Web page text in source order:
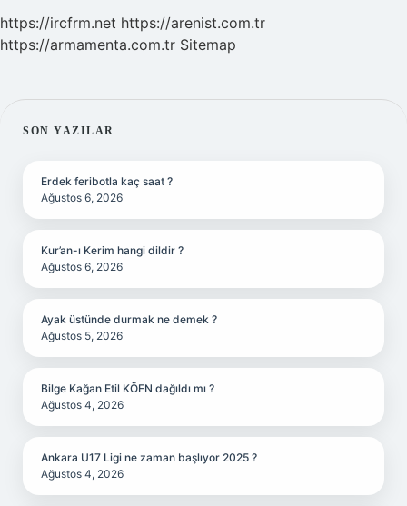
https://ircfrm.net https://arenist.com.tr
https://armamenta.com.tr Sitemap
SIDEBAR
SON YAZILAR
Erdek feribotla kaç saat ?
Ağustos 6, 2026
Kur’an-ı Kerim hangi dildir ?
Ağustos 6, 2026
Ayak üstünde durmak ne demek ?
Ağustos 5, 2026
Bilge Kağan Etil KÖFN dağıldı mı ?
Ağustos 4, 2026
Ankara U17 Ligi ne zaman başlıyor 2025 ?
Ağustos 4, 2026